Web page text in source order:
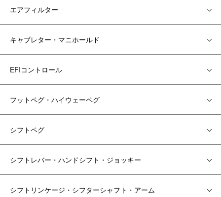
エアフィルター
キャブレター・マニホールド
EFIコントロール
フットペグ・ハイウェーペグ
シフトペグ
シフトレバー・ハンドシフト・ジョッキー
シフトリンケージ・シフターシャフト・アーム